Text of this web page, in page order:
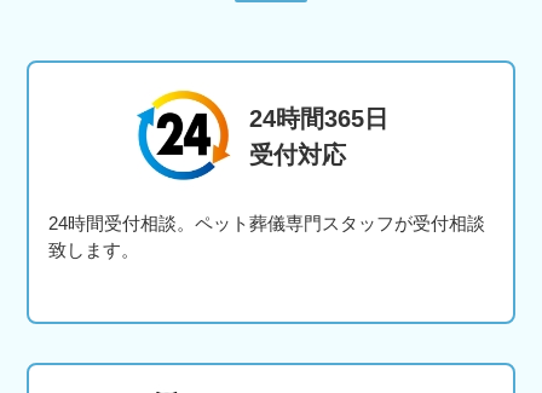
24時間365日
受付対応
24時間受付相談。ペット葬儀専門スタッフが受付相談
致します。